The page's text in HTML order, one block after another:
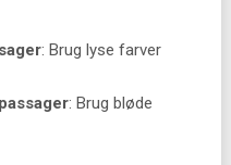
: Brug lyse farver
: Brug bløde